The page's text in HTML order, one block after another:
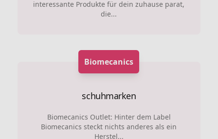
interessante Produkte für dein zuhause parat,
die...
Biomecanics
schuhmarken
Biomecanics Outlet: Hinter dem Label
Biomecanics steckt nichts anderes als ein
Herstel...